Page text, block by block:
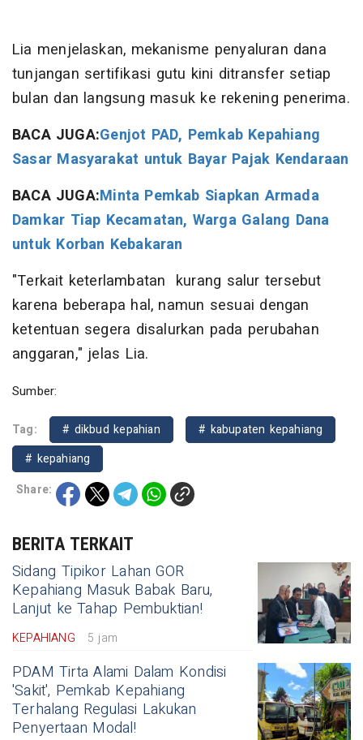
Lia menjelaskan, mekanisme penyaluran dana
tunjangan sertifikasi gutu kini ditransfer setiap
bulan dan langsung masuk ke rekening penerima.
BACA JUGA:Genjot PAD, Pemkab Kepahiang
Sasar Masyarakat untuk Bayar Pajak Kendaraan
BACA JUGA:Minta Pemkab Siapkan Armada
Damkar Tiap Kecamatan, Warga Galang Dana
untuk Korban Kebakaran
"Terkait keterlambatan kurang salur tersebut
karena beberapa hal, namun sesuai dengan
ketentuan segera disalurkan pada perubahan
anggaran," jelas Lia.
Sumber:
Tag: # dikbud kepahian
# kabupaten kepahiang
# kepahiang
Share:
BERITA TERKAIT
Sidang Tipikor Lahan GOR
Kepahiang Masuk Babak Baru,
Lanjut ke Tahap Pembuktian!
KEPAHIANG 5 jam
PDAM Tirta Alami Dalam Kondisi
'Sakit', Pemkab Kepahiang
Terhalang Regulasi Lakukan
Penyertaan Modal!